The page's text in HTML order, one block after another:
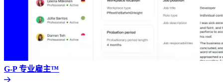
G-P 专业雇主™​​